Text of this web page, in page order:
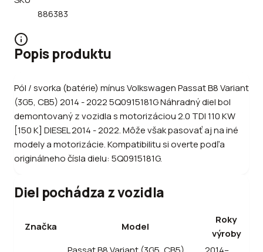
886383
Popis produktu
Pól / svorka (batérie) mínus Volkswagen Passat B8 Variant
(3G5, CB5) 2014 - 2022 5Q0915181G Náhradný diel bol
demontovaný z vozidla s motorizáciou 2.0 TDI 110 KW
[150 K] DIESEL 2014 - 2022. Môže však pasovať aj na iné
modely a motorizácie. Kompatibilitu si overte podľa
originálneho čísla dielu: 5Q0915181G.
Diel pochádza z vozidla
Značka Model
Roky
výroby